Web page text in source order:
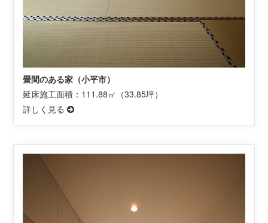
畳間のある家（小平市）
延床施工面積：111.88㎡（33.85坪）
詳しく見る